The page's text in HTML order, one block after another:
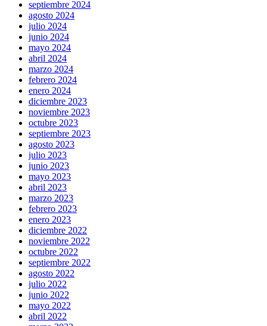
septiembre 2024
agosto 2024
julio 2024
junio 2024
mayo 2024
abril 2024
marzo 2024
febrero 2024
enero 2024
diciembre 2023
noviembre 2023
octubre 2023
septiembre 2023
agosto 2023
julio 2023
junio 2023
mayo 2023
abril 2023
marzo 2023
febrero 2023
enero 2023
diciembre 2022
noviembre 2022
octubre 2022
septiembre 2022
agosto 2022
julio 2022
junio 2022
mayo 2022
abril 2022